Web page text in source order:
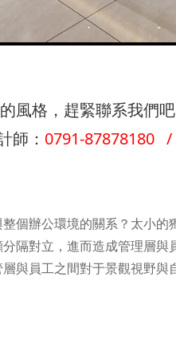
風格，趕緊聯系我們吧
師： 0791-87878180 /
個辦公環境的關系？太小
隔對立，進而造成管理層
與員工之間對于景觀視野